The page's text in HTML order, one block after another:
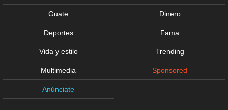
Guate Dinero
Deportes Fama
Vida y estilo Trending
Multimedia Sponsored
Anúnciate